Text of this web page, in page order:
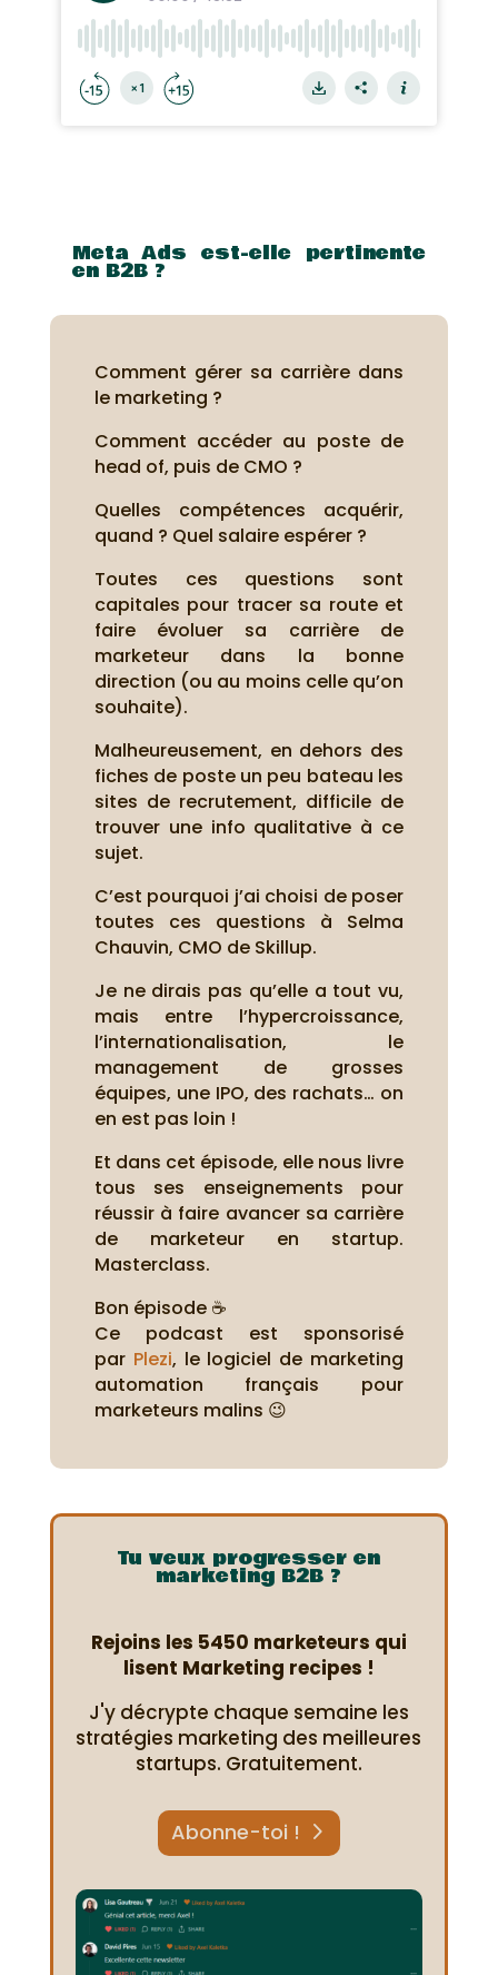
Meta Ads est-elle pertinente
en B2B ?
Comment gérer sa carrière dans
le marketing ?
Comment accéder au poste de
head of, puis de CMO ?
Quelles compétences acquérir,
quand ? Quel salaire espérer ?
Toutes ces questions sont
capitales pour tracer sa route et
faire évoluer sa carrière de
marketeur dans la bonne
direction (ou au moins celle qu’on
souhaite).
Malheureusement, en dehors des
fiches de poste un peu bateau les
sites de recrutement, difficile de
trouver une info qualitative à ce
sujet.
C’est pourquoi j’ai choisi de poser
toutes ces questions à Selma
Chauvin, CMO de Skillup.
Je ne dirais pas qu’elle a tout vu,
mais entre l’hypercroissance,
l’internationalisation, le
management de grosses
équipes, une IPO, des rachats… on
en est pas loin !
Et dans cet épisode, elle nous livre
tous ses enseignements pour
réussir à faire avancer sa carrière
de marketeur en startup.
Masterclass.
Bon épisode ☕
Ce podcast est sponsorisé
par Plezi, le logiciel de marketing
automation français pour
marketeurs malins 😉
Tu veux progresser en
marketing B2B ?
Rejoins les 5450 marketeurs qui
lisent Marketing recipes !
J'y décrypte chaque semaine les
stratégies marketing des meilleures
startups. Gratuitement.
Abonne-toi !